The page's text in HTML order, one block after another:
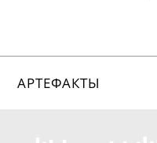
АРТЕФАКТЫ